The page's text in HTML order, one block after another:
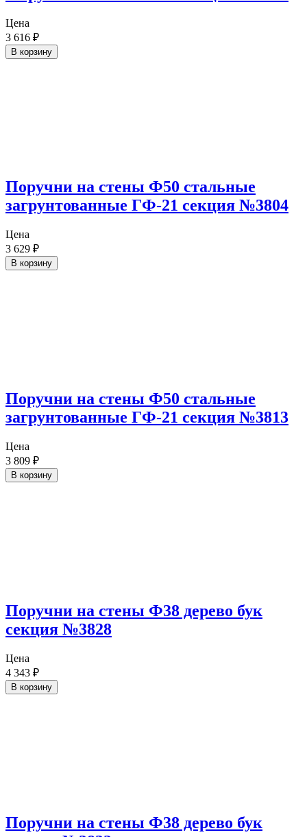
Цена
3 616 ₽
В корзину
Поручни на стены Ф50 стальные
загрунтованные ГФ-21 секция №3804
Цена
3 629 ₽
В корзину
Поручни на стены Ф50 стальные
загрунтованные ГФ-21 секция №3813
Цена
3 809 ₽
В корзину
Поручни на стены Ф38 дерево бук
секция №3828
Цена
4 343 ₽
В корзину
Поручни на стены Ф38 дерево бук